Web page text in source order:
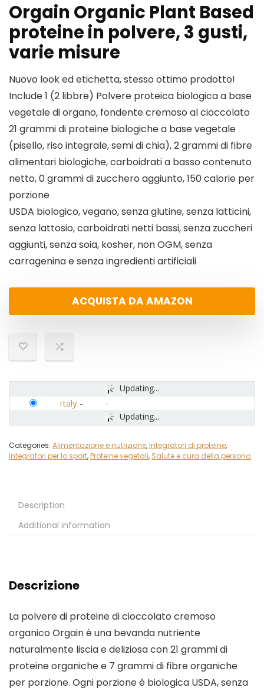
Orgain Organic Plant Based
proteine in polvere, 3 gusti,
varie misure
Nuovo look ed etichetta, stesso ottimo prodotto!
Include 1 (2 libbre) Polvere proteica biologica a base
vegetale di organo, fondente cremoso al cioccolato
21 grammi di proteine biologiche a base vegetale
(pisello, riso integrale, semi di chia), 2 grammi di fibre
alimentari biologiche, carboidrati a basso contenuto
netto, 0 grammi di zucchero aggiunto, 150 calorie per
porzione
USDA biologico, vegano, senza glutine, senza latticini,
senza lattosio, carboidrati netti bassi, senza zuccheri
aggiunti, senza soia, kosher, non OGM, senza
carragenina e senza ingredienti artificiali
ACQUISTA DA AMAZON
Updating...
Updating...
Italy -
Categories: Alimentazione e nutrizione,Integratori di proteine,
Integratori per lo sport,Proteine vegetali, Salute e cura della persona
Description
Additional information
Descrizione
La polvere di proteine di cioccolato cremoso
organico Orgain è una bevanda nutriente
naturalmente liscia e deliziosa con 21 grammi di
proteine organiche e 7 grammi di fibre organiche
per porzione. Ogni porzione è biologica USDA, senza